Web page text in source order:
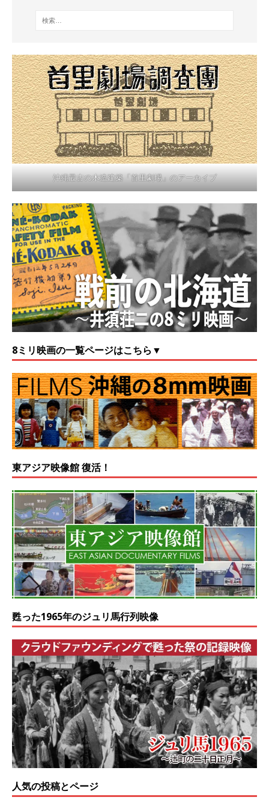
沖縄最古の木造建築「首里劇場」のアーカイブ
8ミリ映画の一覧ページはこちら▼
東アジア映像館 復活！
甦った1965年のジュリ馬行列映像
人気の投稿とページ